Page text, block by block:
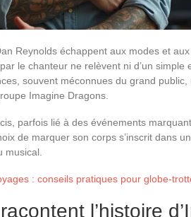
Reynolds échappent aux modes et
le chanteur ne relèvent ni d’un simple
souvent méconnues du grand
Imagine Dragons.
parfois lié à des événements
de marquer son corps s’inscrit dans
musical.
: conseils pratiques pour globe-
l’histoire